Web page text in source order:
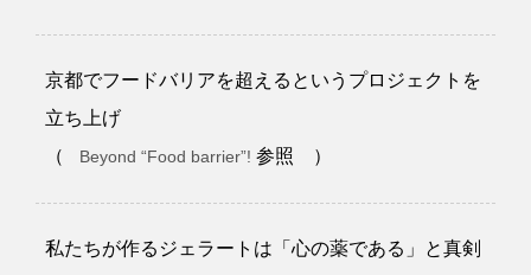
京都でフードバリアを超えるというプロジェクトを
立ち上げ
（
Beyond “Food barrier”!参照 ）
私たちが作るジェラートは「心の薬である」と真剣